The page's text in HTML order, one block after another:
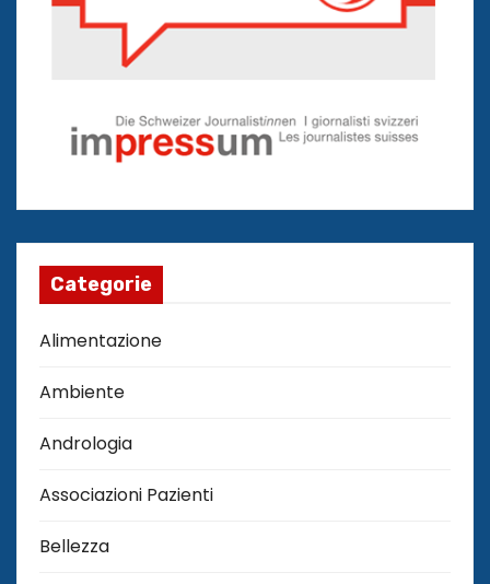
Categorie
Alimentazione
Ambiente
Andrologia
Associazioni Pazienti
Bellezza